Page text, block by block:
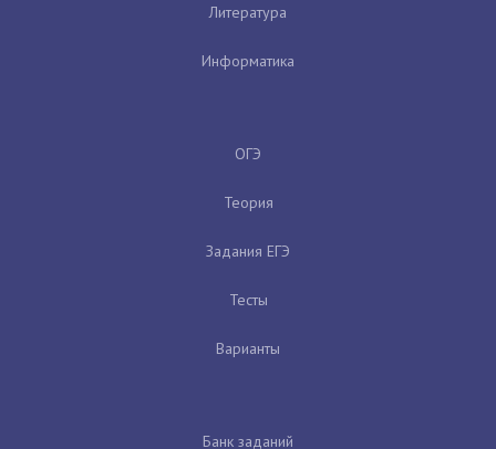
Литература
Информатика
ОГЭ
Теория
Задания ЕГЭ
Тесты
Варианты
Банк заданий